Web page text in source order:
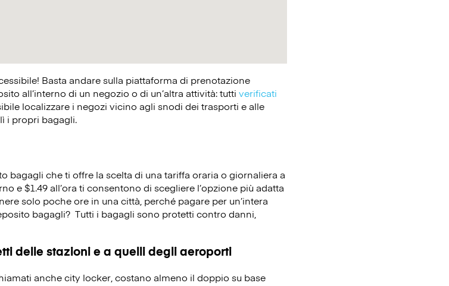
Basta andare sulla piattaforma di prenotazione
all’interno di un negozio o di un’altra attività: tutti verificati
localizzare i negozi vicino agli snodi dei trasporti e alle
i propri bagagli.
bagagli che ti offre la scelta di una tariffa oraria o giornaliera a
e $1.49 all’ora ti consentono di scegliere l’opzione più adatta
solo poche ore in una città, perché pagare per un’intera
bagagli? Tutti i bagagli sono protetti contro danni,
delle stazioni e a quelli degli aeroporti
anche city locker, costano almeno il doppio su base